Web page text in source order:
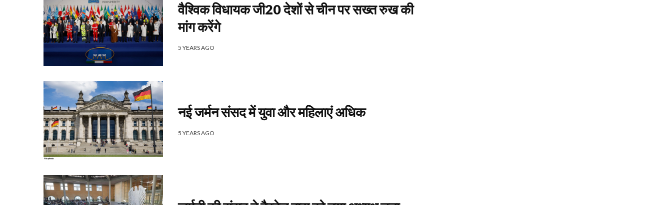
वैश्विक विधायक जी20 देशों से चीन पर सख्त रुख की
मांग करेंगे
5 YEARS AGO
नई जर्मन संसद में युवा और महिलाएं अधिक
5 YEARS AGO